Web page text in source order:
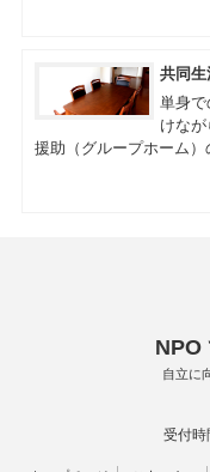
共同生
単身
けな
援助（グループホーム）
NPO
自立に
受付時